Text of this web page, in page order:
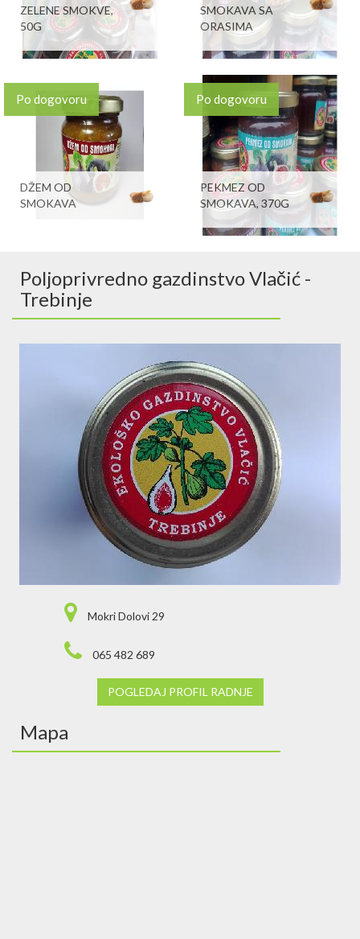
ZELENE SMOKVE,
50G
SMOKAVA SA
ORASIMA
Po dogovoru
DŽEM OD
SMOKAVA
Po dogovoru
PEKMEZ OD
SMOKAVA, 370G
Poljoprivredno gazdinstvo Vlačić -
Trebinje
Mokri Dolovi 29
065 482 689
POGLEDAJ PROFIL RADNJE
Mapa